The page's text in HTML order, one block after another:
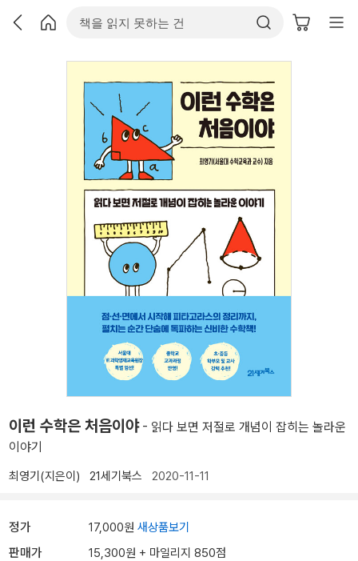
이런 수학은 처음이야- 읽다 보면 저절로 개념이 잡히는 놀라운
이야기
최영기(지은이) 21세기북스 2020-11-11
정가 17,000원 새상품보기
판매가 15,300원 + 마일리지 850점